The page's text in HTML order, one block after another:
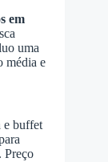
em
uma
média e
e buffet
Preço